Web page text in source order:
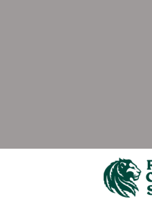
stops growing - no
to hit the market.